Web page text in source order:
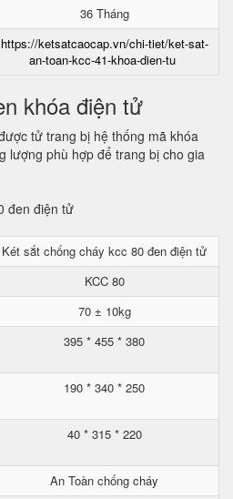
36 Tháng
https://ketsatcaocap.vn/chi-tiet/ket-sat-
an-toan-kcc-41-khoa-dien-tu
khóa điện tử
tử trang bị hệ thống mã khóa
lượng phù hợp để trang bị cho gia
Két sắt chống cháy kcc 80 đen điện tử
KCC 80
70 ± 10kg
395 * 455 * 380
190 * 340 * 250
40 * 315 * 220
An Toàn chống cháy